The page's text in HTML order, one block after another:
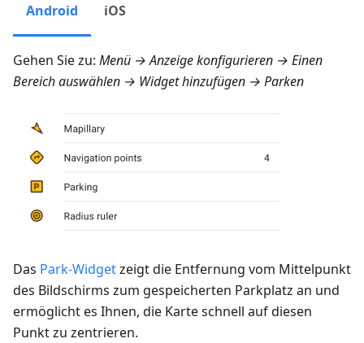
Android iOS
Gehen Sie zu: Menü → Anzeige konfigurieren → Einen
Bereich auswählen → Widget hinzufügen → Parken
Das Park-Widgetzeigt die Entfernung vom Mittelpunkt
des Bildschirms zum gespeicherten Parkplatz an und
ermöglicht es Ihnen, die Karte schnell auf diesen
Punkt zu zentrieren.